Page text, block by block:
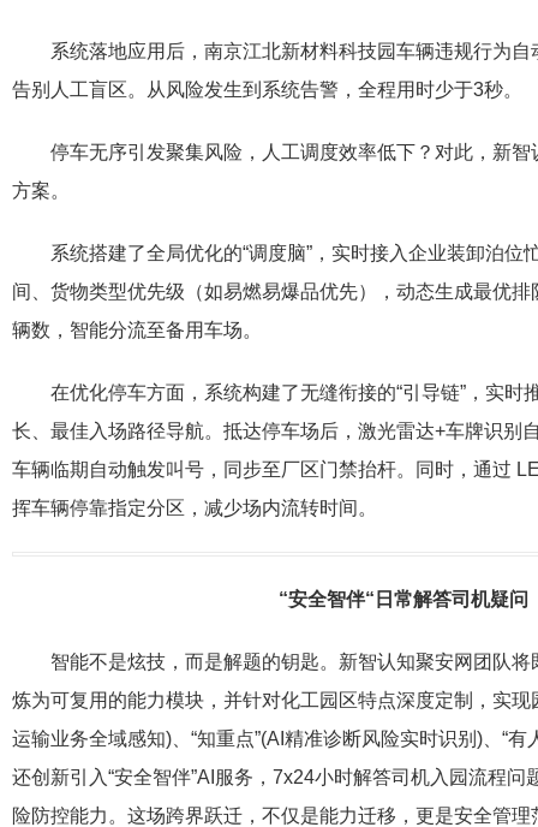
系统落地应用后，南京江北新材料科技园车辆违规行为
告别人工盲区。从风险发生到系统告警，全程用时少于3秒。
停车无序引发聚集风险，人工调度效率低下？对此，新
方案。
系统搭建了全局优化的“调度脑”，实时接入企业装卸泊位
间、货物类型优先级（如易燃易爆品优先），动态生成最优
辆数，智能分流至备用车场。
在优化停车方面，系统构建了无缝衔接的“引导链”，实时
长、最佳入场路径导航。抵达停车场后，激光雷达+车牌识别
车辆临期自动触发叫号，同步至厂区门禁抬杆。同时，通过
挥车辆停靠指定分区，减少场内流转时间。
“安全智伴“日常解答司机疑问
智能不是炫技，而是解题的钥匙。新智认知聚安网团队
炼为可复用的能力模块，并针对化工园区特点深度定制，实现
运输业务全域感知)、“知重点”(AI精准诊断风险实时识别)、“有
还创新引入“安全智伴”AI服务，7x24小时解答司机入园流程问
险防控能力。这场跨界跃迁，不仅是能力迁移，更是安全管